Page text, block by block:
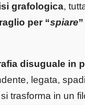
grafologica,
per “spiare
disuguale in
legata,
trasforma in un